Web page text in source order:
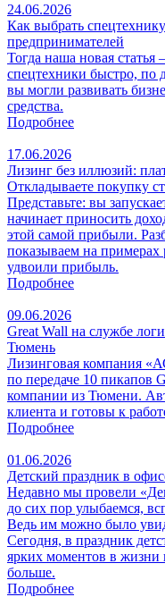
24.06.2026
Как выбрать
предпринимателей
Тогда наша новая
спецтехники быстро,
вы могли развивать
средства.
Подробнее
17.06.2026
Лизинг без иллюзий:
Откладываете покупку
Представьте: вы
начинает приносить
этой самой прибыли.
показываем на
удвоили прибыль.
Подробнее
09.06.2026
Great Wall на службе
Тюмень
Лизинговая компания
по передаче 10 пикапов
компании из Тюмени.
клиента и готовы к
Подробнее
01.06.2026
Детский праздник в
Недавно мы провели
до сих пор улыбаемся,
Ведь им можно было
Сегодня, в праздник
ярких моментов в жизни
больше.
Подробнее